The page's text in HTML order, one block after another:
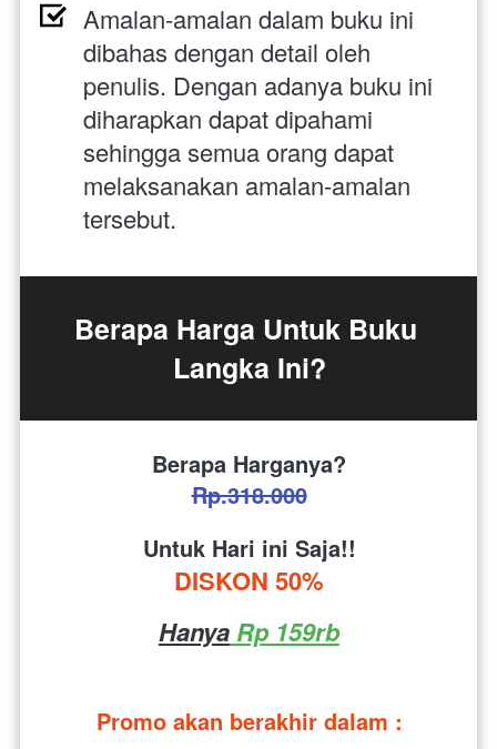
Amalan-amalan dalam buku ini
dibahas dengan detail oleh
penulis. Dengan adanya buku ini
diharapkan dapat dipahami
sehingga semua orang dapat
melaksanakan amalan-amalan
tersebut.
Berapa Harga Untuk Buku
Langka Ini?
Berapa Harganya?
Rp.318.000
Untuk Hari ini Saja!!
DISKON 50%
Hanya Rp 159rb
Promo akan berakhir dalam :